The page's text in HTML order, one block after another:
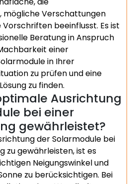
mögliche Verschattungen
beeinflusst. Es ist
Beratung in Anspruch
einer
in Ihrer
zu prüfen und eine
zu finden.
Ausrichtung
bei einer
gewährleistet?
der Solarmodule bei
zu gewährleisten, ist es
Neigungswinkel und
zu berücksichtigen. Bei